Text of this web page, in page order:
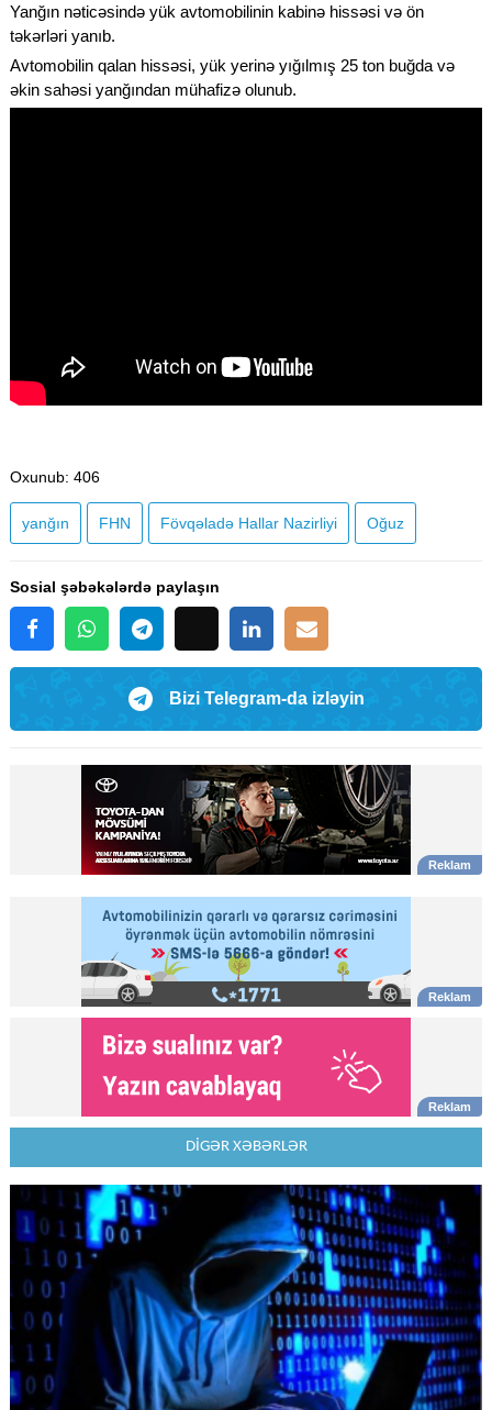
Yanğın nəticəsində yük avtomobilinin kabinə hissəsi və ön
təkərləri yanıb.
Avtomobilin qalan hissəsi, yük yerinə yığılmış 25 ton buğda və
əkin sahəsi yanğından mühafizə olunub.
Oxunub: 406
yanğın FHN Fövqəladə Hallar Nazirliyi Oğuz
Sosial şəbəkələrdə paylaşın
Bizi Telegram-da izləyin
DİGƏR XƏBƏRLƏR